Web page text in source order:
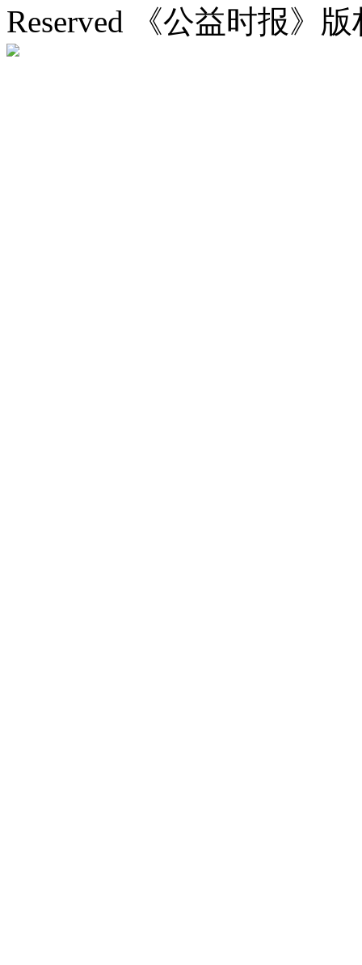
Reserved 《公益时报》